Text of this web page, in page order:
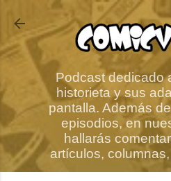
Ir al
Podcast dedicado
historieta y sus
pantalla. Además
episodios, en
hallarás
artículos,